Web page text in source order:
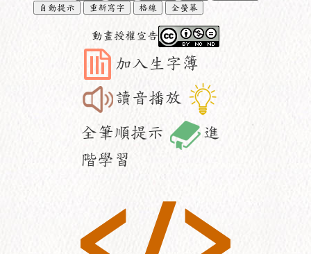
自動提示
重新寫字 格線 全螢幕
動畫授權宣告
加入生字簿
讀音播放
全筆順提示
進
階學習